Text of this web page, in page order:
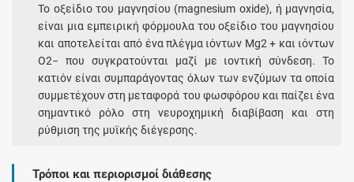
Το οξείδιο του μαγνησίου (magnesium oxide), ή μαγνησία,
είναι μια εμπειρική φόρμουλα του οξείδιο του μαγνησίου
και αποτελείται από ένα πλέγμα ιόντων Mg2 + και ιόντων
O2− που συγκρατούνται μαζί με ιοντική σύνδεση. Το
κατιόν είναι συμπαράγοντας όλων των ενζύμων τα οποία
συμμετέχουν στη μεταφορά του φωσφόρου και παίζει ένα
σημαντικό ρόλο στη νευροχημική διαβίβαση και στη
ρύθμιση της μυϊκής διέγερσης.
Τρόποι και περιορισμοί διάθεσης